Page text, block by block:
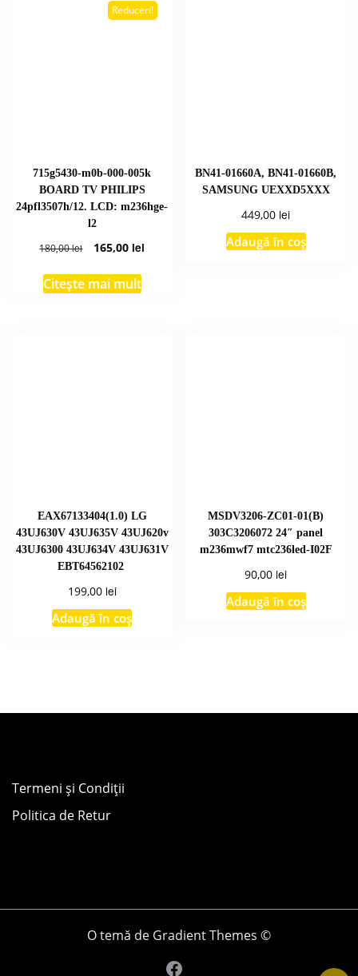
Reduceri!
715g5430-m0b-000-005k
BOARD TV PHILIPS
24pfl3507h/12. LCD: m236hge-
l2
180,00lei
Prețul
a
fost:
165,00 lei
Citește mai mult
BN41-01660A, BN41-01660B,
SAMSUNG UEXXD5XXX
449,00 lei
Adaugă în coș
EAX67133404(1.0) LG
43UJ630V 43UJ635V 43UJ620v
43UJ6300 43UJ634V 43UJ631V
EBT64562102
199,00 lei
Adaugă în coș
MSDV3206-ZC01-01(B)
303C3206072 24″ panel
m236mwf7 mtc236led-I02F
90,00 lei
Adaugă în coș
Termeni și Condiții
Politica de Retur
O temă de Gradient Themes ©